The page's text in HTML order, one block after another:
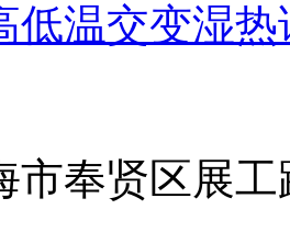
低温交变湿
市奉贤区展工